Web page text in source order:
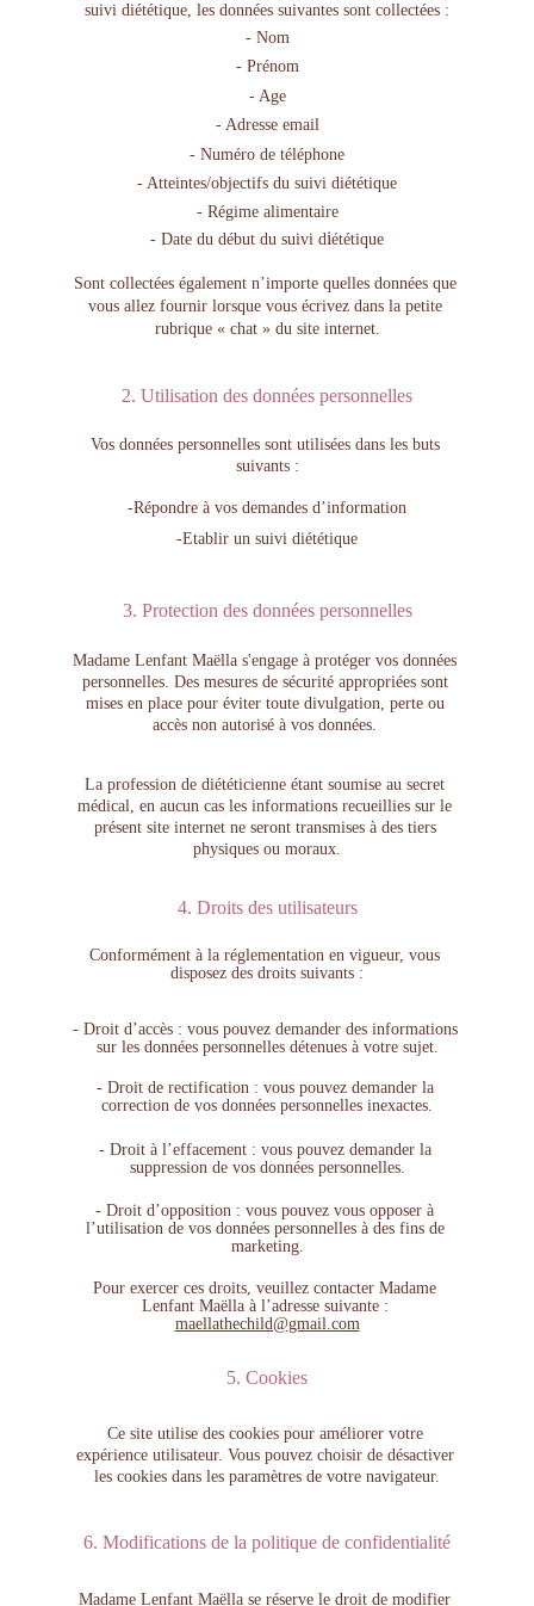
suivi diététique, les données suivantes sont collectées :
- Nom
- Prénom
- Age
- Adresse email
- Numéro de téléphone
- Atteintes/objectifs du suivi diététique
- Régime alimentaire
- Date du début du suivi diététique
Sont collectées également n’importe quelles données que
vous allez fournir lorsque vous écrivez dans la petite
rubrique « chat » du site internet.
2. Utilisation des données personnelles
Vos données personnelles sont utilisées dans les buts
suivants :
-Répondre à vos demandes d’information
-Etablir un suivi diététique
3. Protection des données personnelles
Madame Lenfant Maëlla s'engage à protéger vos données
personnelles. Des mesures de sécurité appropriées sont
mises en place pour éviter toute divulgation, perte ou
accès non autorisé à vos données.
La profession de diététicienne étant soumise au secret
médical, en aucun cas les informations recueillies sur le
présent site internet ne seront transmises à des tiers
physiques ou moraux.
4. Droits des utilisateurs
Conformément à la réglementation en vigueur, vous
disposez des droits suivants :
- Droit d’accès : vous pouvez demander des informations
sur les données personnelles détenues à votre sujet.
- Droit de rectification : vous pouvez demander la
correction de vos données personnelles inexactes.
- Droit à l’effacement : vous pouvez demander la
suppression de vos données personnelles.
- Droit d’opposition : vous pouvez vous opposer à
l’utilisation de vos données personnelles à des fins de
marketing.
Pour exercer ces droits, veuillez contacter Madame
Lenfant Maëlla à l’adresse suivante :
maellathechild@gmail.com
5. Cookies
Ce site utilise des cookies pour améliorer votre
expérience utilisateur. Vous pouvez choisir de désactiver
les cookies dans les paramètres de votre navigateur.
6. Modifications de la politique de confidentialité
Madame Lenfant Maëlla se réserve le droit de modifier